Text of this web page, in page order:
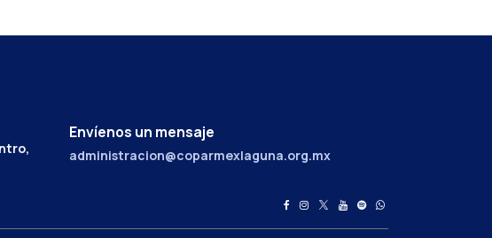
Envíenos un mensaje
administracion@coparmexlaguna.org.mx